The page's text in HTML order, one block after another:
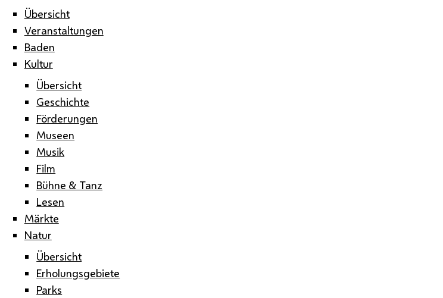
Übersicht
Veranstaltungen
Baden
Kultur
Übersicht
Geschichte
Förderungen
Museen
Musik
Film
Bühne & Tanz
Lesen
Märkte
Natur
Übersicht
Erholungsgebiete
Parks